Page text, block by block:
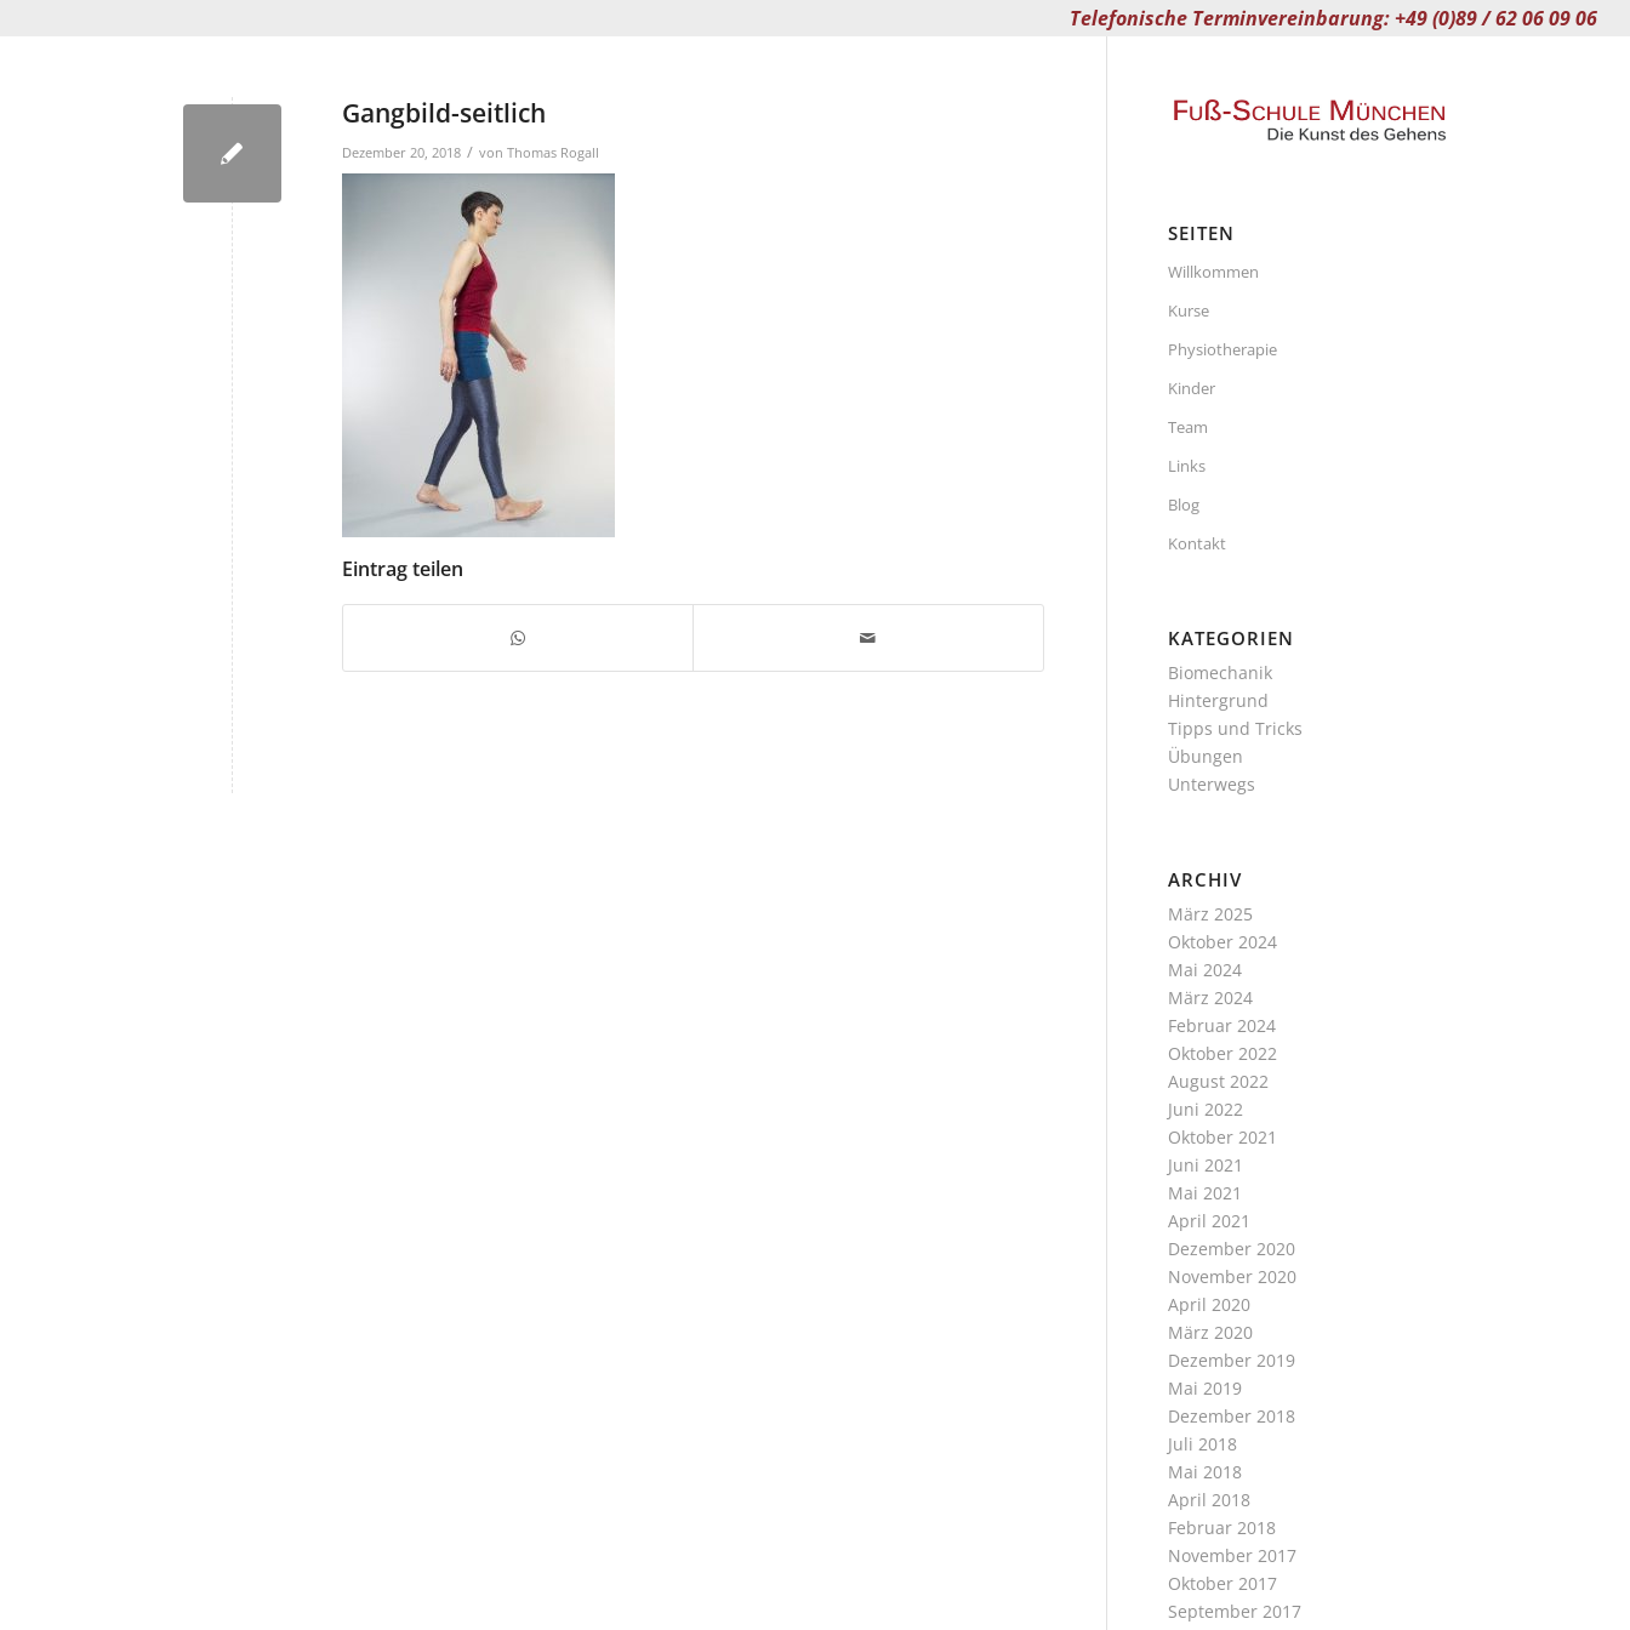
Telefonische Terminvereinbarung: +49 (0)89 / 62 06 09 06
Gangbild-seitlich
Dezember 20, 2018 / von Thomas Rogall
Eintrag teilen
SEITEN
Willkommen
Kurse
Physiotherapie
Kinder
Team
Links
Blog
Kontakt
KATEGORIEN
Biomechanik
Hintergrund
Tipps und Tricks
Übungen
Unterwegs
ARCHIV
März 2025
Oktober 2024
Mai 2024
März 2024
Februar 2024
Oktober 2022
August 2022
Juni 2022
Oktober 2021
Juni 2021
Mai 2021
April 2021
Dezember 2020
November 2020
April 2020
März 2020
Dezember 2019
Mai 2019
Dezember 2018
Juli 2018
Mai 2018
April 2018
Februar 2018
November 2017
Oktober 2017
September 2017